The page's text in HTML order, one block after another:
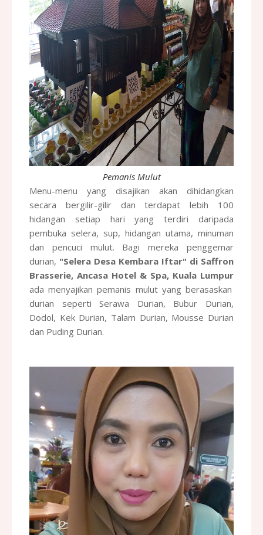
Pemanis Mulut
Menu-menu yang disajikan akan dihidangkan
secara bergilir-gilir dan terdapat lebih 100
hidangan setiap hari yang terdiri daripada
pembuka selera, sup, hidangan utama, minuman
dan pencuci mulut. Bagi mereka penggemar
durian, "Selera Desa Kembara Iftar" di Saffron
Brasserie, Ancasa Hotel & Spa, Kuala Lumpur
ada menyajikan pemanis mulut yang berasaskan
durian seperti Serawa Durian, Bubur Durian,
Dodol, Kek Durian, Talam Durian, Mousse Durian
dan Puding Durian.